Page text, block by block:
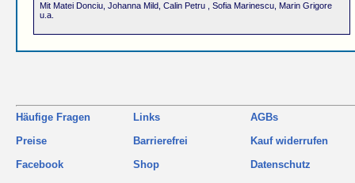
Mit Matei Donciu, Johanna Mild, Calin Petru , Sofia Marinescu, Marin Grigore
u.a.
Häufige Fragen
Preise
Facebook
Links
Barrierefrei
Shop
AGBs
Kauf widerrufen
Datenschutz